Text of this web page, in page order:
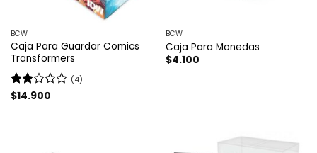
BCW
Caja Para Guardar Comics
Transformers
Valorado
(4)
$14.900
BCW
Caja Para Monedas
$4.100